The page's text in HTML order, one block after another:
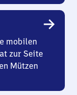
mobilen
zur Seite
Mützen